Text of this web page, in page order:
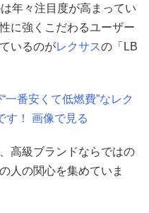
年々注目度が高まってい
に強くこだわるユーザー
いるのがレクサスの「LB
一番安くて低燃費”なレク
す！ 画像で見る
高級ブランドならではの
人の関心を集めていま